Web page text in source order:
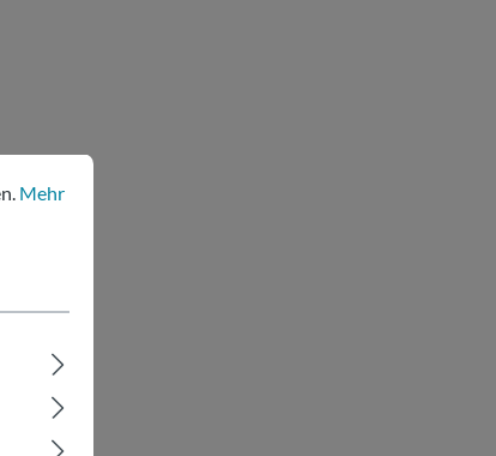
Mehr Informationen ...
Mehr